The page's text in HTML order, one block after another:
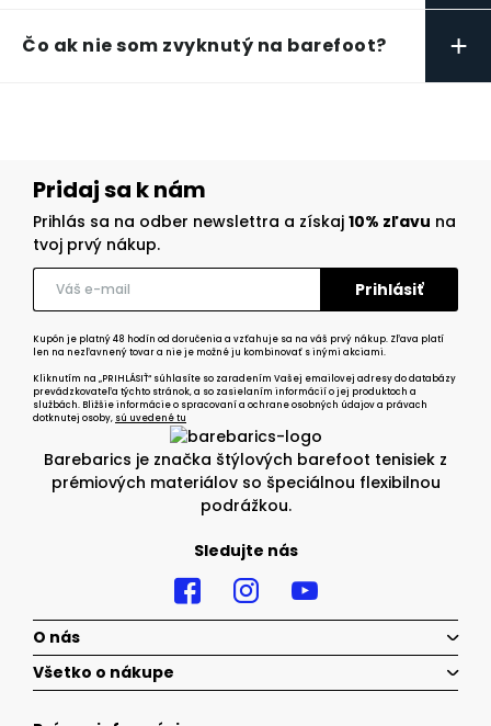
Čo ak nie som zvyknutý na barefoot? +
Barebarics je značka štýlových barefoot tenisiek z
prémiových materiálov so špeciálnou flexibilnou
podrážkou.
Sledujte nás
Pridaj sa k nám
Prihlás sa na odber newslettra a získaj 10% zľavu na
tvoj prvý nákup.
Kupón je platný 48 hodín od doručenia a vzťahuje sa na váš prvý nákup. Zľava platí
len na nezľavnený tovar a nie je možné ju kombinovať s inými akciami.
Kliknutím na „PRIHLÁSIŤ“ súhlasíte so zaradením Vašej emailovej adresy do databázy
prevádzkovateľa týchto stránok, a so zasielaním informácií o jej produktoch a
službách. Bližšie informácie o spracovaní a ochrane osobných údajov a právach
dotknutej osoby, sú uvedené tu
O nás
Všetko o nákupe